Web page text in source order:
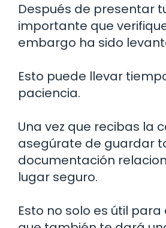
Después de presentar
importante que
embargo ha sido
Esto puede llevar
paciencia.
Una vez que recibas la
asegúrate de guardar
documentación
lugar seguro.
Esto no solo es útil para